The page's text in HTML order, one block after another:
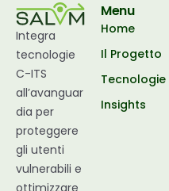
Integra
tecnologie
C-ITS
all’avanguar
dia per
proteggere
gli utenti
vulnerabili e
ottimizzare
Menu
Home
Il Progetto
Tecnologie
Insights